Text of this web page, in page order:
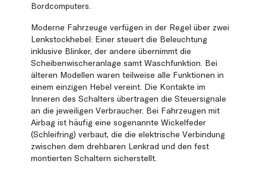
Bordcomputers.
Moderne Fahrzeuge verfügen in der Regel über zwei
Lenkstockhebel: Einer steuert die Beleuchtung
inklusive Blinker, der andere übernimmt die
Scheibenwischeranlage samt Waschfunktion. Bei
älteren Modellen waren teilweise alle Funktionen in
einem einzigen Hebel vereint. Die Kontakte im
Inneren des Schalters übertragen die Steuersignale
an die jeweiligen Verbraucher. Bei Fahrzeugen mit
Airbag ist häufig eine sogenannte Wickelfeder
(Schleifring) verbaut, die die elektrische Verbindung
zwischen dem drehbaren Lenkrad und den fest
montierten Schaltern sicherstellt.